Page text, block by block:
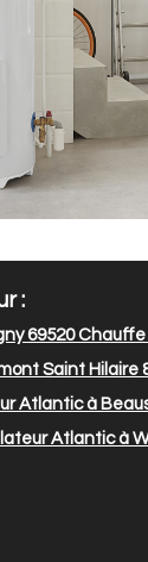
:
69520Chauffe
Saint Hilaire
Atlantic à
Atlantic à